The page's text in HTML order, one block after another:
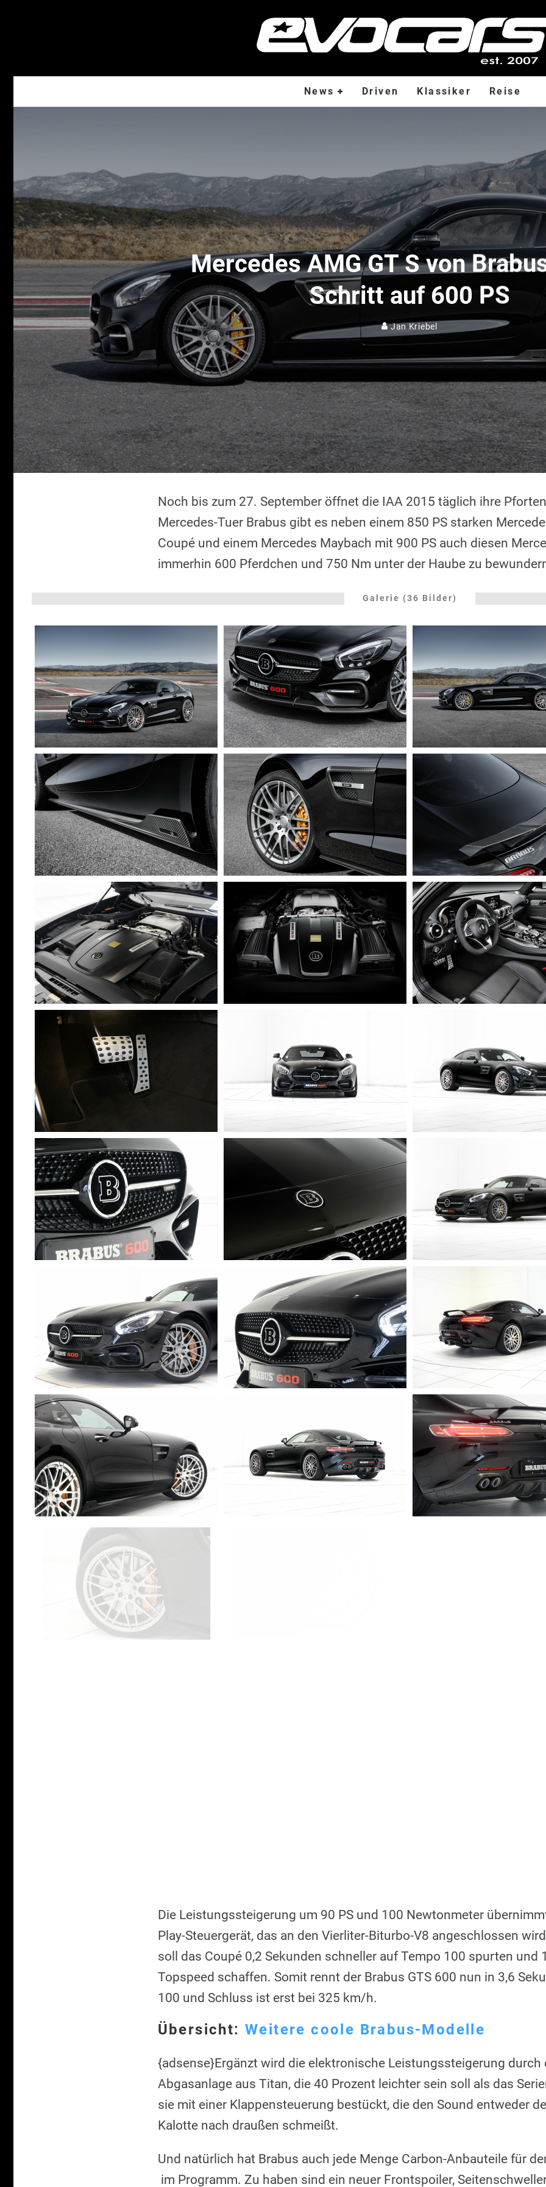
News Driven Klassiker Reise
Mercedes AMG GT S von
Schritt auf 600 PS
Jan Kriebel
Noch bis zum 27. September öffnet die IAA 2015 täglich ihre
Mercedes-Tuer Brabus gibt es neben einem 850 PS starken
Coupé und einem Mercedes Maybach mit 900 PS auch diesen
immerhin 600 Pferdchen und 750 Nm unter der Haube zu
Galerie (36 Bilder)
Die Leistungssteigerung um 90 PS und 100 Newtonmeter
Play-Steuergerät, das an den Vierliter-Biturbo-V8 angeschlossen
soll das Coupé 0,2 Sekunden schneller auf Tempo 100 spurten und
Topspeed schaffen. Somit rennt der Brabus GTS 600 nun in 3,6
100 und Schluss ist erst bei 325 km/h.
Übersicht:Weitere coole Brabus-Modelle
{adsense}Ergänzt wird die elektronische Leistungssteigerung durch
Abgasanlage aus Titan, die 40 Prozent leichter sein soll als das
sie mit einer Klappensteuerung bestückt, die den Sound entweder
Kalotte nach draußen schmeißt.
Und natürlich hat Brabus auch jede Menge Carbon-Anbauteile für
im Programm. Zu haben sind ein neuer Frontspoiler,